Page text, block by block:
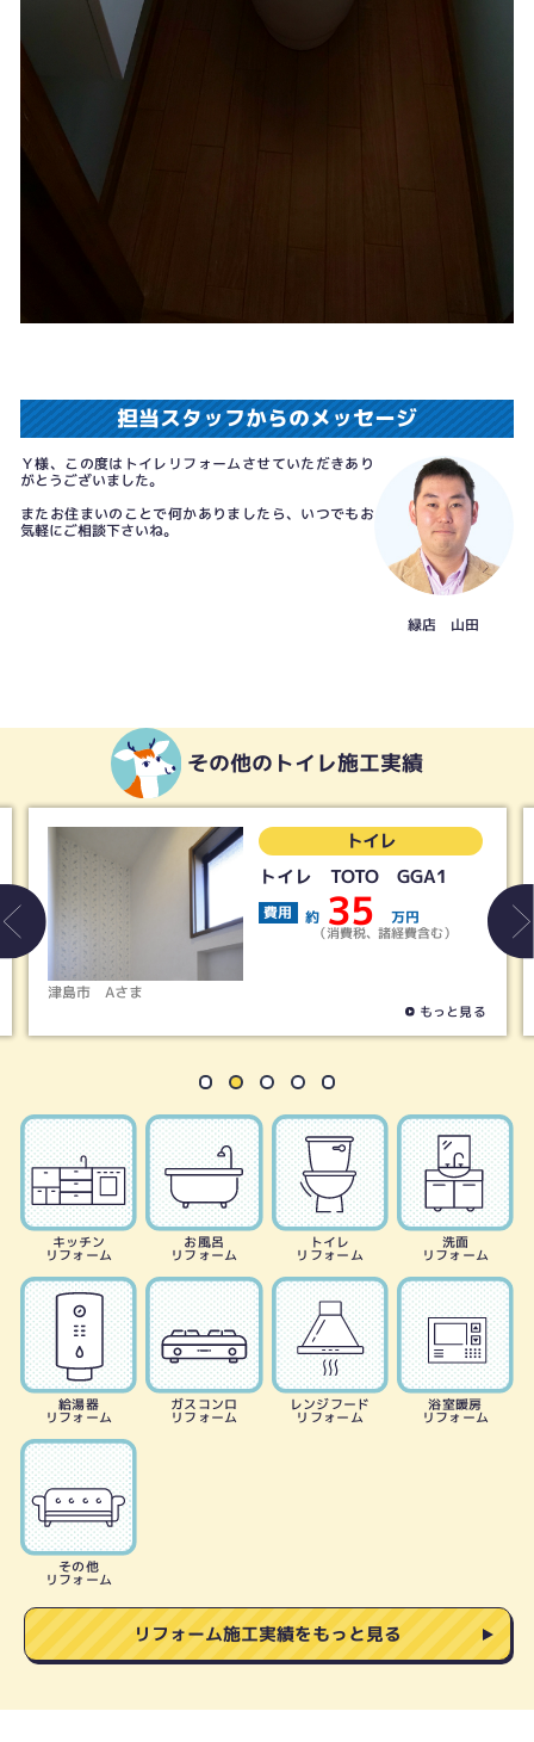
担当スタッフからのメッセージ
Ｙ様、この度はトイレリフォームさせていただきあり
がとうございました。
またお住まいのことで何かありましたら、いつでもお
気軽にご相談下さいね。
緑店 山田
その他のトイレ施工実績
トイレ
トイレ TOTO GGA1
費用 35 万円
（消費税、諸経費含む）
キッチン
リフォーム
お風呂
リフォーム
トイレ
リフォーム
洗面
リフォーム
給湯器
リフォーム
ガスコンロ
リフォーム
レンジフード
リフォーム
浴室暖房
リフォーム
その他
リフォーム
リフォーム施工実績をもっと見る